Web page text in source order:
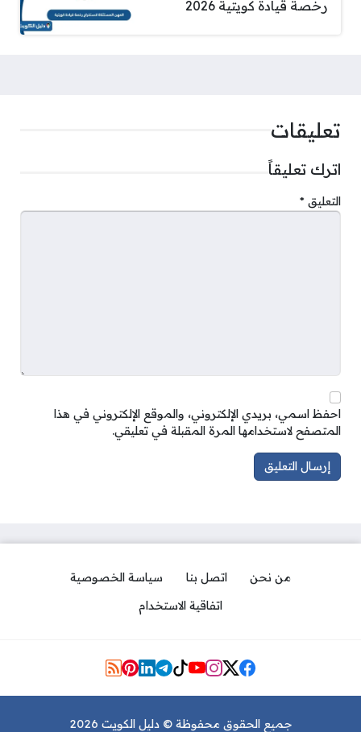
رخصة قيادة كويتية 2026
تعليقات
اترك تعليقاً
التعليق *
احفظ اسمي، بريدي الإلكتروني، والموقع الإلكتروني في هذا
المتصفح لاستخدامها المرة المقبلة في تعليقي.
من نحن اتصل بنا
سياسة الخصوصية
اتفاقية الاستخدام
Social Links
جميع الحقوق محفوظة © دليل الكويت 2026